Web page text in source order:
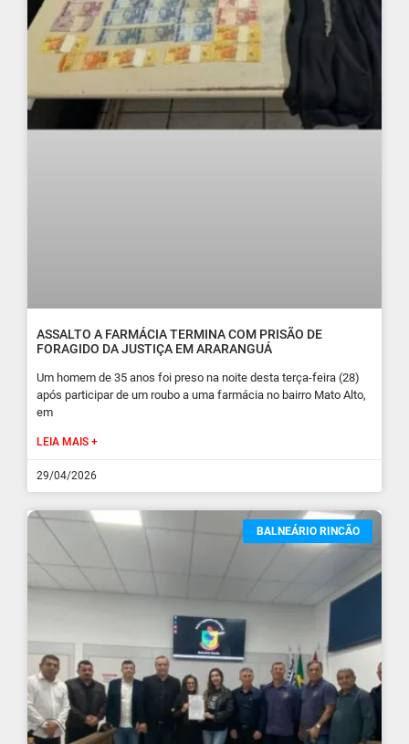
ASSALTO A FARMÁCIA TERMINA COM PRISÃO DE
FORAGIDO DA JUSTIÇA EM ARARANGUÁ
Um homem de 35 anos foi preso na noite desta terça-feira (28)
após participar de um roubo a uma farmácia no bairro Mato Alto,
em
LEIA MAIS +
29/04/2026
BALNEÁRIO RINCÃO